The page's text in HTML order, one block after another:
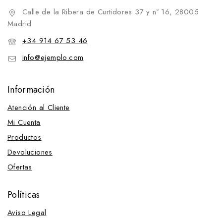
Cabezadas western
Competición
Campanas protectoras
Carretillas y arcones
Cascos Tattini
Cavalliera-Clásicos
Calle de la Ribera de Curtidores 37 y nº 16, 28005
Madrid
+34 914 67 53 46
info@ejemplo.com
Información
Atención al Cliente
Mi Cuenta
Productos
Devoluciones
Ofertas
Políticas
Aviso Legal